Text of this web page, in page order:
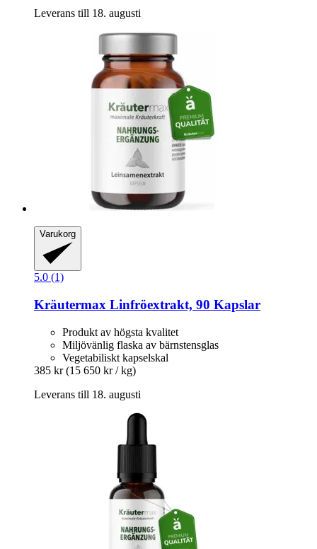
Leverans till 18. augusti
Varukorg
5.0 (1)
Kräutermax Linfröextrakt, 90 Kapslar
Produkt av högsta kvalitet
Miljövänlig flaska av bärnstensglas
Vegetabiliskt kapselskal
385 kr (15 650 kr / kg)
Leverans till 18. augusti